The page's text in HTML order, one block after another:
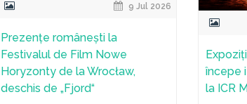
9 Jul 2026
Prezențe românești la
Festivalul de Film Nowe
Horyzonty de la Wrocław,
deschis de „Fjord“
începe
la ICR